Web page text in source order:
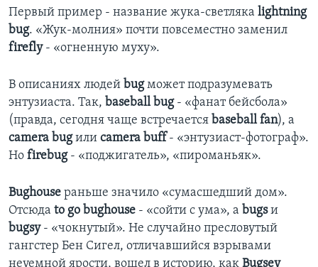
Языки
Первый пример - название жука-светляка lightning
bug. «Жук-молния» почти повсеместно заменил
firefly- «огненную муху».
В описаниях людей bugможет подразумевать
энтузиаста. Так, baseball bug- «фанат бейсбола»
(правда, сегодня чаще встречается baseball fan), а
camera bugили camera buff- «энтузиаст-фотограф».
Но firebug- «поджигатель», «пироманьяк».
Bughouse раньше значило «сумасшедший дом».
Отсюда to go bughouse - «сойти с ума», а bugsи
bugsy- «чокнутый». Не случайно пресловутый
гангстер Бен Сигел, отличавшийся взрывами
неуемной ярости, вошел в историю, как Bugsey